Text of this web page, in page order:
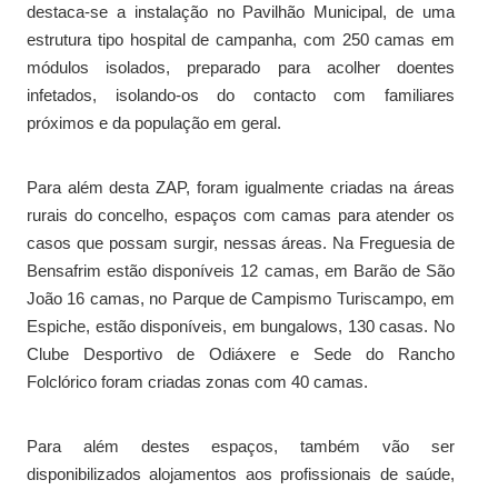
destaca-se a instalação no Pavilhão Municipal, de uma
estrutura tipo hospital de campanha, com 250 camas em
módulos isolados, preparado para acolher doentes
infetados, isolando-os do contacto com familiares
próximos e da população em geral.
Para além desta ZAP, foram igualmente criadas na áreas
rurais do concelho, espaços com camas para atender os
casos que possam surgir, nessas áreas. Na Freguesia de
Bensafrim estão disponíveis 12 camas, em Barão de São
João 16 camas, no Parque de Campismo Turiscampo, em
Espiche, estão disponíveis, em bungalows, 130 casas. No
Clube Desportivo de Odiáxere e Sede do Rancho
Folclórico foram criadas zonas com 40 camas.
Para além destes espaços, também vão ser
disponibilizados alojamentos aos profissionais de saúde,